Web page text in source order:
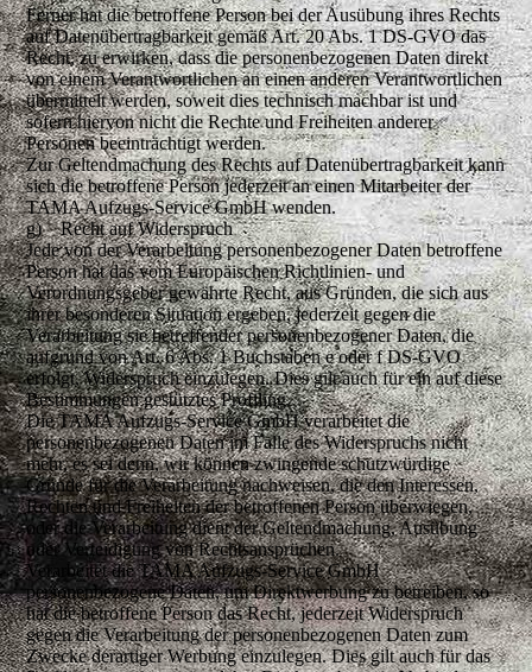
Ferner hat die betroffene Person bei der Ausübung ihres Rechts
auf Datenübertragbarkeit gemäß Art. 20 Abs. 1 DS-GVO das
Recht, zu erwirken, dass die personenbezogenen Daten direkt
von einem Verantwortlichen an einen anderen Verantwortlichen
übermittelt werden, soweit dies technisch machbar ist und
sofern hiervon nicht die Rechte und Freiheiten anderer
Personen beeinträchtigt werden.
Zur Geltendmachung des Rechts auf Datenübertragbarkeit kann
sich die betroffene Person jederzeit an einen Mitarbeiter der
TAMA Aufzugs-Service GmbH wenden.
g) Recht auf Widerspruch
Jede von der Verarbeitung personenbezogener Daten betroffene
Person hat das vom Europäischen Richtlinien- und
Verordnungsgeber gewährte Recht, aus Gründen, die sich aus
ihrer besonderen Situation ergeben, jederzeit gegen die
Verarbeitung sie betreffender personenbezogener Daten, die
aufgrund von Art. 6 Abs. 1 Buchstaben e oder f DS-GVO
erfolgt, Widerspruch einzulegen. Dies gilt auch für ein auf diese
Bestimmungen gestütztes Profiling.
Die TAMA Aufzugs-Service GmbH verarbeitet die
personenbezogenen Daten im Falle des Widerspruchs nicht
mehr, es sei denn, wir können zwingende schutzwürdige
Gründe für die Verarbeitung nachweisen, die den Interessen,
Rechten und Freiheiten der betroffenen Person überwiegen,
oder die Verarbeitung dient der Geltendmachung, Ausübung
oder Verteidigung von Rechtsansprüchen.
Verarbeitet die TAMA Aufzugs-Service GmbH
personenbezogene Daten, um Direktwerbung zu betreiben, so
hat die betroffene Person das Recht, jederzeit Widerspruch
gegen die Verarbeitung der personenbezogenen Daten zum
Zwecke derartiger Werbung einzulegen. Dies gilt auch für das